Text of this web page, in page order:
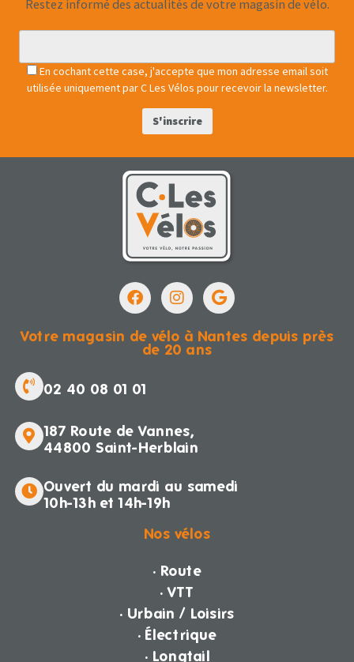
Restez informé des actualités de votre magasin de vélo.
En cochant cette case, j'accepte que mon adresse email soit
utilisée uniquement par C Les Vélos pour recevoir la newsletter.
Votre magasin de vélo à Nantes depuis près
de 20 ans
02 40 08 01 01
187 Route de Vannes,
44800 Saint-Herblain
Ouvert du mardi au samedi
10h-13h et 14h-19h
Nos vélos
· Route
· VTT
· Urbain / Loisirs
· Électrique
· Longtail